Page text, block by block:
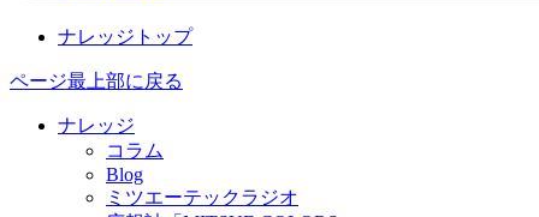
ナレッジトップ
ページ最上部に戻る
ナレッジ
コラム
Blog
ミツエーテックラジオ